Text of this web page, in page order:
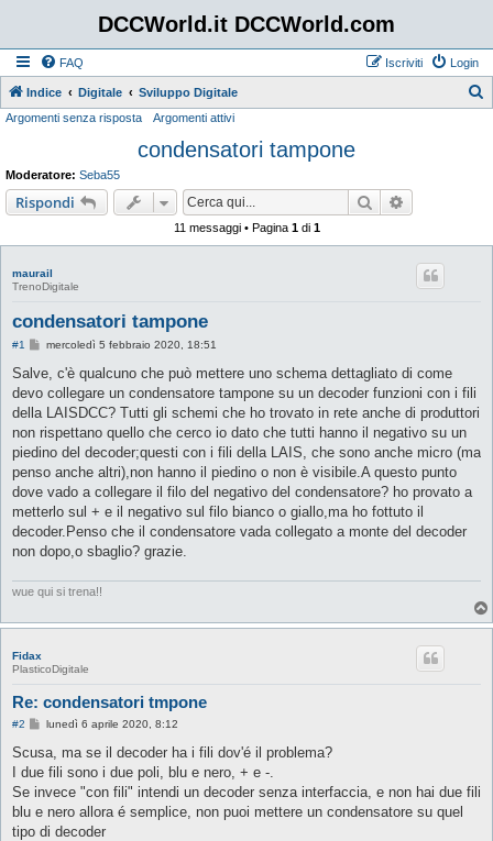
DCCWorld.it DCCWorld.com
FAQ Login
Iscriviti
Indice Digitale Sviluppo Digitale
Argomenti senza risposta Argomenti attivi
condensatori tampone
Moderatore: Seba55
Rispondi Cerca
11 messaggi • Pagina 1di 1
maurail
TrenoDigitale
condensatori tampone
#1
M
s
a
g
i
o
mercoledì 5 febbraio 2020, 18:51
Salve, c'è qualcuno che può mettere uno schema dettagliato di come
devo collegare un condensatore tampone su un decoder funzioni con i fili
della LAISDCC? Tutti gli schemi che ho trovato in rete anche di produttori
non rispettano quello che cerco io dato che tutti hanno il negativo su un
piedino del decoder;questi con i fili della LAIS, che sono anche micro (ma
penso anche altri),non hanno il piedino o non è visibile.A questo punto
dove vado a collegare il filo del negativo del condensatore? ho provato a
metterlo sul + e il negativo sul filo bianco o giallo,ma ho fottuto il
decoder.Penso che il condensatore vada collegato a monte del decoder
non dopo,o sbaglio? grazie.
wue qui si trena!!
Fidax
PlasticoDigitale
Re: condensatori tmpone
#2
M
s
a
g
i
o
lunedì 6 aprile 2020, 8:12
Scusa, ma se il decoder ha i fili dov'é il problema?
I due fili sono i due poli, blu e nero, + e -.
Se invece "con fili" intendi un decoder senza interfaccia, e non hai due fili
blu e nero allora é semplice, non puoi mettere un condensatore su quel
tipo di decoder